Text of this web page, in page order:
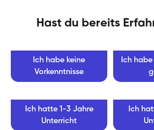
Hast du bereits
Ich habe keine
Vorkenntnisse
Ich
Ich hatte 1-3 Jahre
Unterricht
Ich